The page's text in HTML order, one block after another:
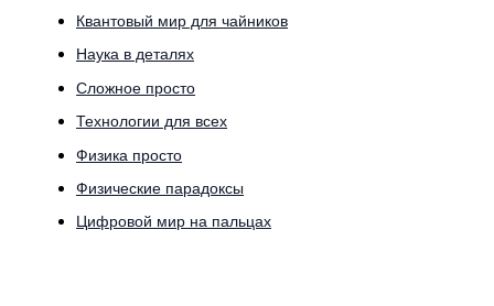
Квантовый мир для чайников
Наука в деталях
Сложное просто
Технологии для всех
Физика просто
Физические парадоксы
Цифровой мир на пальцах